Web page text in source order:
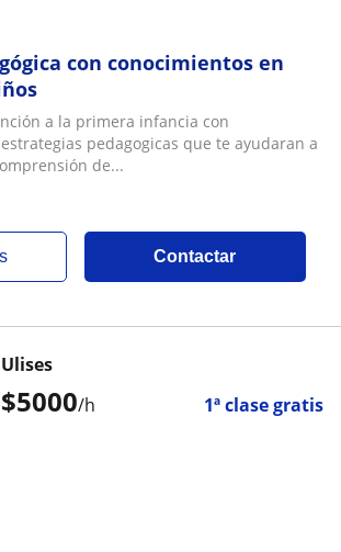
con conocimientos en
a la primera infancia con
pedagogicas que te ayudaran a
de...
Contactar
$5000/h 1ª clase gratis
Ulises